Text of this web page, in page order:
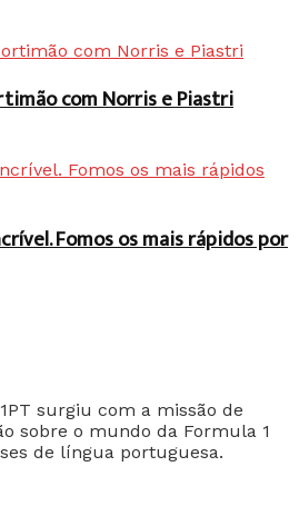
com Norris e Piastri
Fomos os mais rápidos por
surgiu com a missão de
sobre o mundo da Formula 1
de língua portuguesa.